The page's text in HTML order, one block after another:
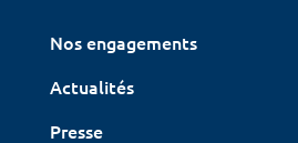
Nos engagements
Actualités
Presse